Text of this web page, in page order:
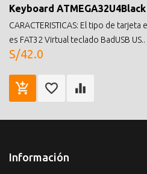
Keyboard ATMEGA32U4Black
CARACTERISTICAS: El tipo de
es FAT32 Virtual teclado BadUSB US..
S/42.0
Información